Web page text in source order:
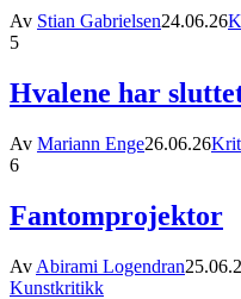
Av Stian Gabrielsen24.06.26
5
Hvalene har
Av Mariann Enge26.06.26
6
Fantomprojektor
Av Abirami Logendran
Kunstkritikk